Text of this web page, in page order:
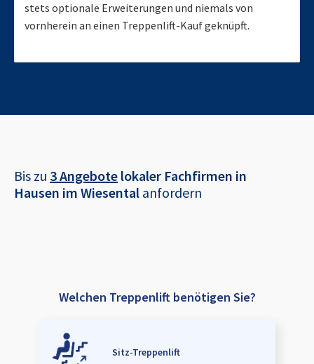
stets optionale Erweiterungen und niemals von
vornherein an einen Treppenlift-Kauf geknüpft.
Bis zu 3 Angebote lokaler Fachfirmen in
Hausen im Wiesental anfordern
Welchen Treppenlift benötigen Sie?
Sitz-Treppenlift